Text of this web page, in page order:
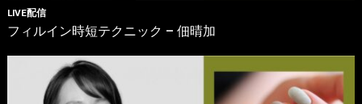
LIVE配信
フィルイン時短テクニック – 佃晴加